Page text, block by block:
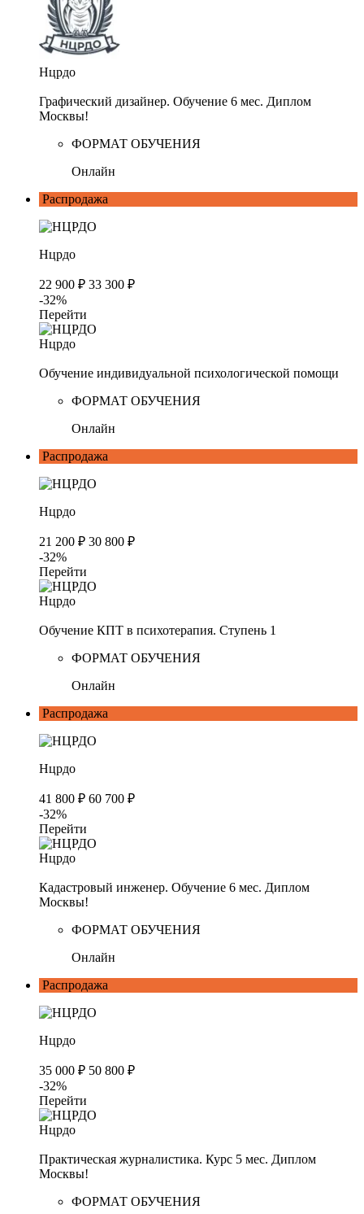
Нцрдо
Графический дизайнер. Обучение 6 мес. Диплом
Москвы!
ФОРМАТ ОБУЧЕНИЯ
Онлайн
Распродажа
Нцрдо
22 900 ₽ 33 300 ₽
-32%
Перейти
Нцрдо
Обучение индивидуальной психологической помощи
ФОРМАТ ОБУЧЕНИЯ
Онлайн
Распродажа
Нцрдо
21 200 ₽ 30 800 ₽
-32%
Перейти
Нцрдо
Обучение КПТ в психотерапия. Ступень 1
ФОРМАТ ОБУЧЕНИЯ
Онлайн
Распродажа
Нцрдо
41 800 ₽ 60 700 ₽
-32%
Перейти
Нцрдо
Кадастровый инженер. Обучение 6 мес. Диплом
Москвы!
ФОРМАТ ОБУЧЕНИЯ
Онлайн
Распродажа
Нцрдо
35 000 ₽ 50 800 ₽
-32%
Перейти
Нцрдо
Практическая журналистика. Курс 5 мес. Диплом
Москвы!
ФОРМАТ ОБУЧЕНИЯ